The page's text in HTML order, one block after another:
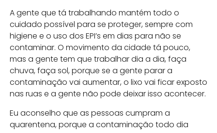
A gente que tá trabalhando mantém todo o
cuidado possível para se proteger, sempre com
higiene e o uso dos EPI’s em dias para não se
contaminar. O movimento da cidade tá pouco,
mas a gente tem que trabalhar dia a dia, faça
chuva, faça sol, porque se a gente parar a
contaminação vai aumentar, o lixo vai ficar exposto
nas ruas e a gente não pode deixar isso acontecer.
Eu aconselho que as pessoas cumpram a
quarentena, porque a contaminação todo dia